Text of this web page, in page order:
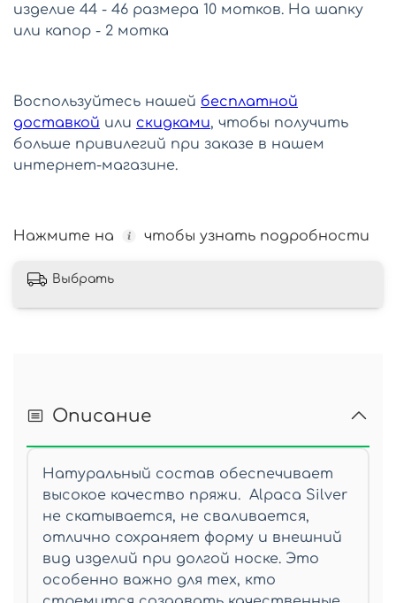
изделие 44 - 46 размера 10 мотков. На шапку
или капор - 2 мотка
Воспользуйтесь нашей бесплатной
доставкой или скидками, чтобы получить
больше привилегий при заказе в нашем
интернет-магазине.
Нажмите на чтобы узнать подробности
Выбрать
Описание
Натуральный состав обеспечивает
высокое качество пряжи. Alpaca Silver
не скатывается, не сваливается,
отлично сохраняет форму и внешний
вид изделий при долгой носке. Это
особенно важно для тех, кто